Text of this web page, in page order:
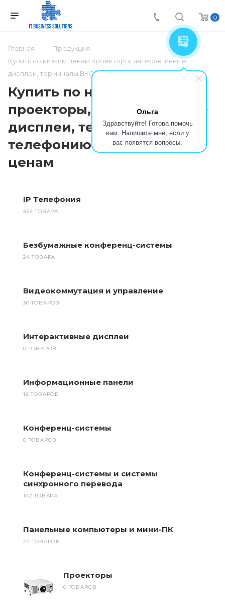
Ольга
Здравствуйте! Готова помочь
вам. Напишите мне, если у
вас появятся вопросы.
0
Главная
Продукция
Купить по низким ценам проекторы, интерактивные
дисплеи, терминалы ВКС, телефонию по низким ценам
Купить по низким ценам
проекторы, интерактивные
дисплеи, терминалы ВКС,
телефонию по низким
ценам
IP Телефония
454 ТОВАРА
Безбумажные конференц-системы
24 ТОВАРА
Видеокоммутация и управление
30 ТОВАРОВ
Интерактивные дисплеи
0 ТОВАРОВ
Информационные панели
16 ТОВАРОВ
Конференц-системы
0 ТОВАРОВ
Конференц-системы и системы
синхронного перевода
142 ТОВАРА
Панельные компьютеры и мини-ПК
27 ТОВАРОВ
Проекторы
0 ТОВАРОВ